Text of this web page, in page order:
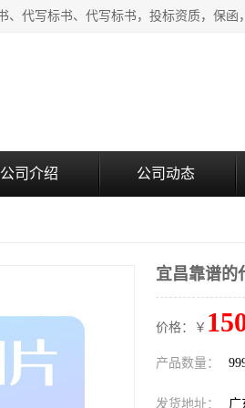
公司介绍 公司动态
宜昌靠谱的
价格：￥
产品数量：
发货地址： 广